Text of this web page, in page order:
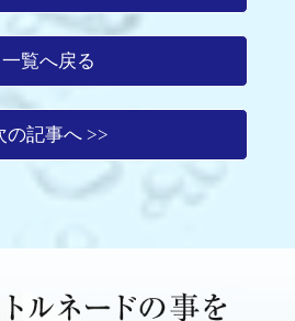
一覧へ戻る
の記事へ >>